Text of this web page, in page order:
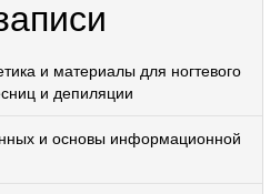
и материалы для ногтевого
и депиляции
и основы информационной